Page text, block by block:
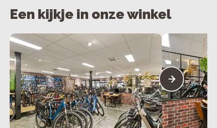
Een kijkje in onze winkel